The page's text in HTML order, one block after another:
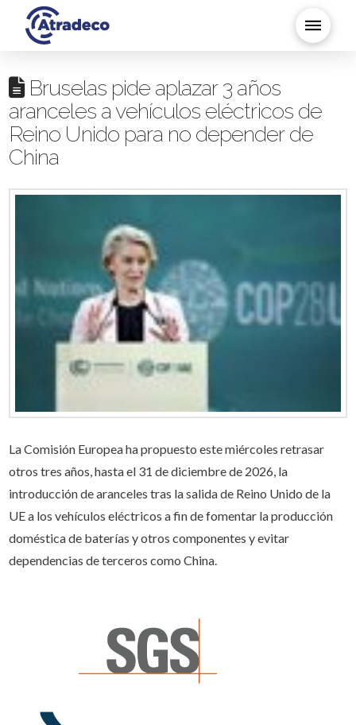
Bruselas pide aplazar 3 años
aranceles a vehículos eléctricos de
Reino Unido para no depender de
China
La Comisión Europea ha propuesto este miércoles retrasar
otros tres años, hasta el 31 de diciembre de 2026, la
introducción de aranceles tras la salida de Reino Unido de la
UE a los vehículos eléctricos a fin de fomentar la producción
doméstica de baterías y otros componentes y evitar
dependencias de terceros como China.